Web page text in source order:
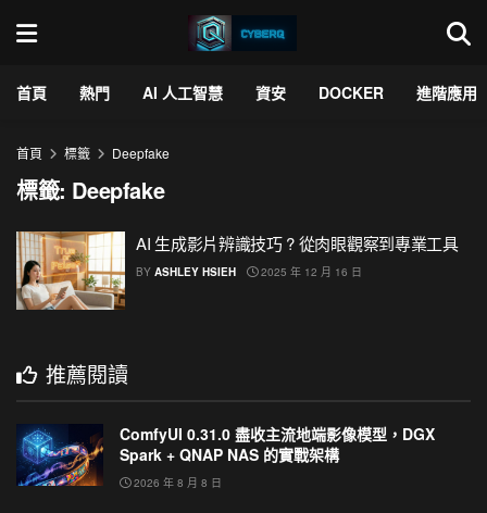
首頁 熱門 AI 人工智慧 資安 DOCKER 進階應用
首頁 標籤 Deepfake
標籤: Deepfake
AI 生成影片辨識技巧 ? 從肉眼觀察到專業工具
BY ASHLEY HSIEH 2025 年 12 月 16 日
推薦閱讀
ComfyUI 0.31.0 盡收主流地端影像模型，DGX
Spark + QNAP NAS 的實戰架構
2026 年 8 月 8 日